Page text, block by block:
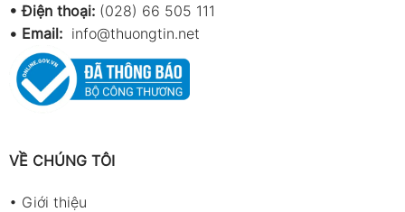
• Điện thoại: (028) 66 505 111
• Email: info@thuongtin.net
VỀ CHÚNG TÔI
• Giới thiệu